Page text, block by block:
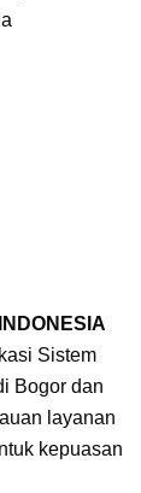
Sistem
Bogor dan
layanan
kepuasan